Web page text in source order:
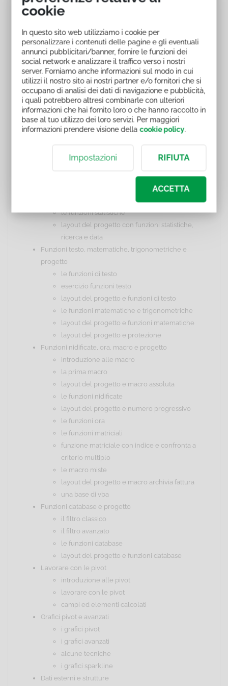
gli stili
i temi
i formati numerici personalizzati
approfondiamo la formattazione condizionale
le visualizzazioni multiple e zoom
Funzioni data, informative e progetto
introduzione a formule e funzioni
layout del progetto
le funzioni data
layout del progetto e funzioni data
la convalida dati
funzioni informative
Funzioni logiche, ricerca, statistiche e progetto
le funzioni di ricerca e riferimento
le funzioni statistiche
layout del progetto con funzioni statistiche,
ricerca e data
Funzioni testo, matematiche, trigonometriche e
progetto
le funzioni di testo
esercizio funzioni testo
layout del progetto e funzioni di testo
le funzioni matematiche e trigonometriche
layout del progetto e funzioni matematiche
layout del progetto e protezione
Funzioni nidificate, ora, macro e progetto
introduzione alle macro
la prima macro
layout del progetto e macro assoluta
le funzioni nidificate
layout del progetto e numero progressivo
le funzioni ora
le funzioni matriciali
funzione matriciale con indice e confronta a
criterio multiplo
le macro miste
layout del progetto e macro archivia fattura
una base di vba
Funzioni database e progetto
il filtro classico
il filtro avanzato
le funzioni database
layout del progetto e funzioni database
Lavorare con le pivot
introduzione alle pivot
lavorare con le pivot
campi ed elementi calcolati
Grafici pivot e avanzati
i grafici pivot
i grafici avanzati
alcune tecniche
i grafici sparkline
Dati esterni e strutture
cookie
In questo sito web utilizziamo i cookie per
personalizzare i contenuti delle pagine e gli eventuali
annunci pubblicitari/banner, fornire le funzioni dei
social network e analizzare il traffico verso i nostri
server. Forniamo anche informazioni sul modo in cui
utilizzi il nostro sito ai nostri partner e/o fornitori che si
occupano di analisi dei dati di navigazione e pubblicità,
i quali potrebbero altresì combinarle con ulteriori
informazioni che hai fornito loro o che hanno raccolto in
base al tuo utilizzo dei loro servizi. Per maggiori
informazioni prendere visione dellacookie policy.
Impostazioni RIFIUTA
ACCETTA